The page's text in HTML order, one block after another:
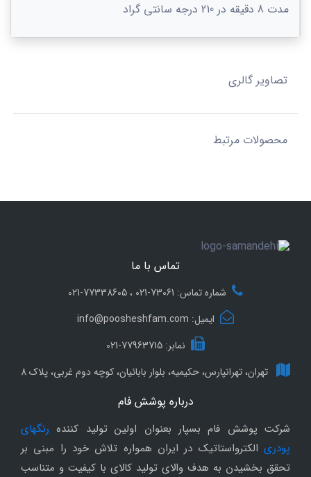
مدت 8 دقیقه در 210 درجه سانتی گراد
تصاویر گالری
محصولات مرتبط
تماس با ما
شماره تماس: 73061-021 ، 77338605-021
ایمیل: info@poosheshfam.com
نمابر: 77963715-021
تهران، تهرانپارس، حکیمیه، بلوار بابائیان، کوچه دوم غربی، پلاک 8
درباره پوشش فام
شرکت پوشش فام بسپار بعنوان اولین تولید کننده رنگهای
پودری الکترواستاتیک در ایران همواره تلاش خود را مبنی بر
تحقق بخشیدن به هدف والای تولید کالای با کیفیت و متناسب